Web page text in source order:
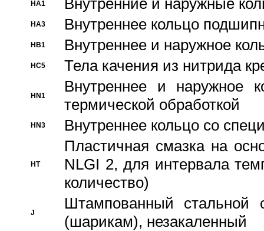
HA1 Внутренние и наружные
HA3 Bнутреннее кольцо
HB1 Bнутреннее и наружное
HC5 Тела качения из нитрида
HN1
Bнутреннее и наружное
термической обработкой
HN3 Внутреннее кольцо со
HT
Пластичная смазка на
NLGI 2, для интервала
количество)
J
Штампованный стальной
(шарикам), незакаленный